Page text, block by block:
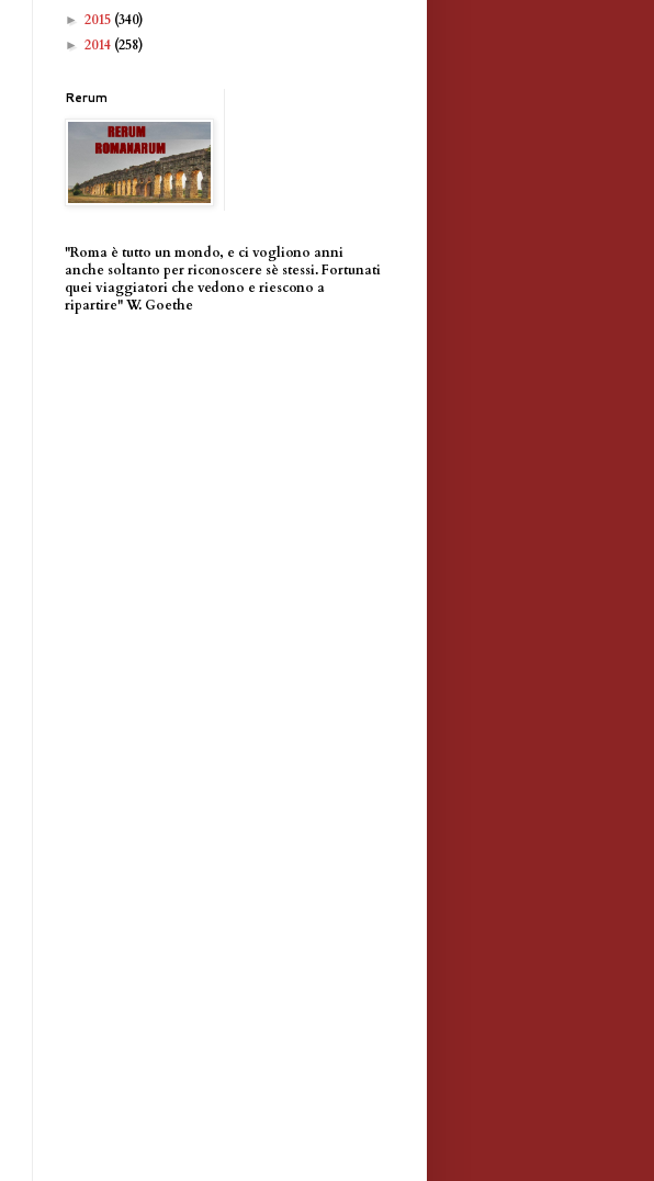
► 2015 (340)
► 2014 (258)
Rerum
"Roma è tutto un mondo, e ci vogliono anni
anche soltanto per riconoscere sè stessi. Fortunati
quei viaggiatori che vedono e riescono a
ripartire" W. Goethe